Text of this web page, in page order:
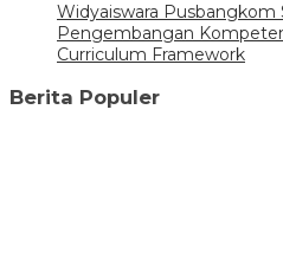
Widyaiswara
Pengembangan
Curriculum Framework
Berita Populer